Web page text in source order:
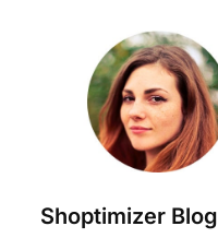
Shoptimizer Blog